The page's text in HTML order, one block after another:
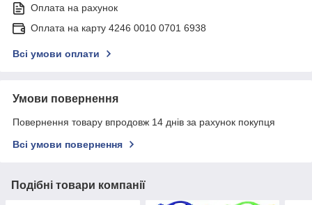
Оплата на рахунок
Оплата на карту 4246 0010 0701 6938
Всі умови оплати
Умови повернення
Повернення товару впродовж 14 днів за рахунок покупця
Всі умови повернення
Подібні товари компанії